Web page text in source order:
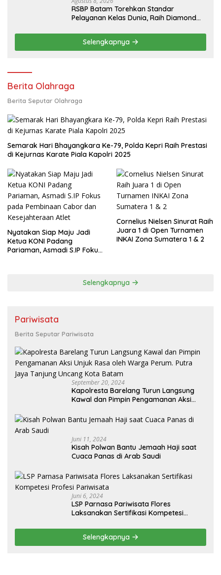
RSBP Batam Torehkan Standar
Pelayanan Kelas Dunia, Raih Diamond
Selengkapnya
Berita Olahraga
Berita Seputar Olahraga
Semarak Hari Bhayangkara Ke-79, Polda Kepri Raih Prestasi
di Kejurnas Karate Piala Kapolri 2025
Nyatakan Siap Maju Jadi
Ketua KONI Padang
Pariaman, Asmadi S.IP Fokus
Cornelius Nielsen Sinurat Raih
Juara 1 di Open Turnamen
INKAI Zona Sumatera 1 & 2
Selengkapnya
Pariwisata
Berita Seputar Pariwisata
September 20, 2024
Kapolresta Barelang Turun Langsung
Kawal dan Pimpin Pengamanan Aksi
Jaya Tanjung Uncang Kota Batam
Juni 11, 2024
Kisah Polwan Bantu Jemaah Haji saat
Cuaca Panas di Arab Saudi
Juni 6, 2024
LSP Parnasa Pariwisata Flores
Laksanakan Sertifikasi Kompetesi
Selengkapnya